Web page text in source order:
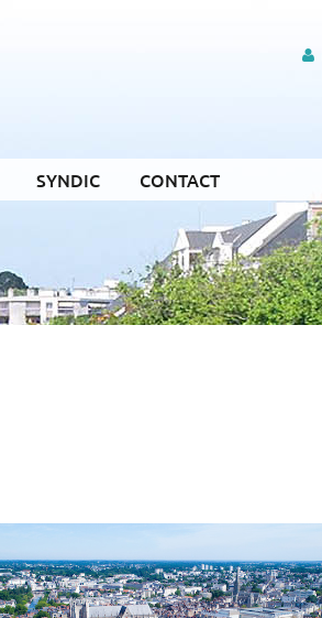
SYNDIC CONTACT